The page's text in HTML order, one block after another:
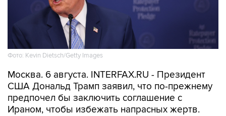
Фото: Kevin Dietsch/Getty Images
Москва. 6 августа. INTERFAX.RU - Президент
США Дональд Трамп заявил, что по-прежнему
предпочел бы заключить соглашение с
Ираном, чтобы избежать напрасных жертв.